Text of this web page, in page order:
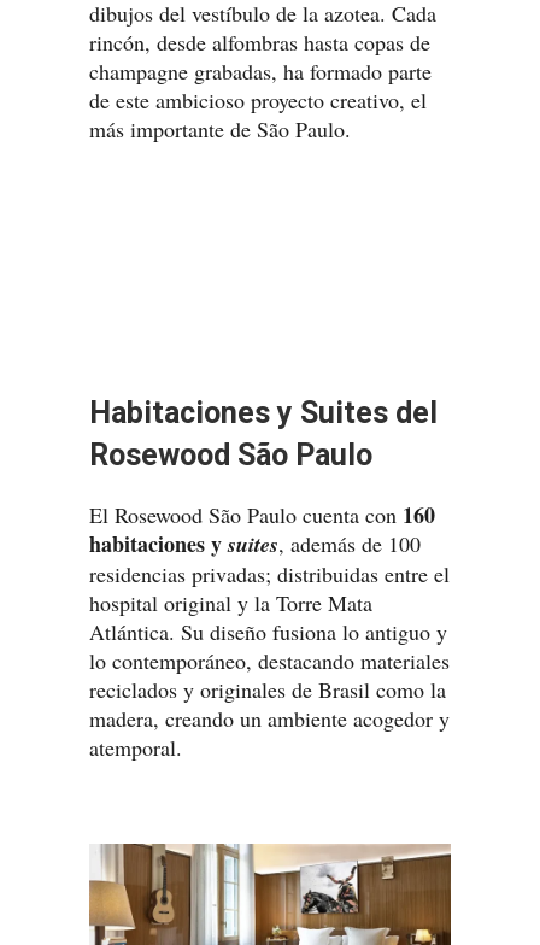
dibujos del vestíbulo de la azotea. Cada
rincón, desde alfombras hasta copas de
champagne grabadas, ha formado parte
de este ambicioso proyecto creativo, el
más importante de São Paulo.
Habitaciones y Suites del
Rosewood São Paulo
El Rosewood São Paulo cuenta con 160
habitaciones ysuites, además de 100
residencias privadas; distribuidas entre el
hospital original y la Torre Mata
Atlántica. Su diseño fusiona lo antiguo y
lo contemporáneo, destacando materiales
reciclados y originales de Brasil como la
madera, creando un ambiente acogedor y
atemporal.